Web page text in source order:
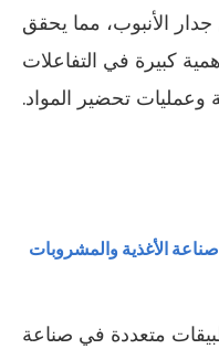
الأنبوب، مما يحقق
كبيرة في التفاعلات
وعمليات تحضير المواد.
الأغذية والمشروبات
متعددة في صناعة